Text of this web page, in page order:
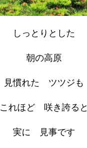
しっとりとした
朝の高原
見慣れた ツツジも
これほど 咲き誇ると
実に 見事です